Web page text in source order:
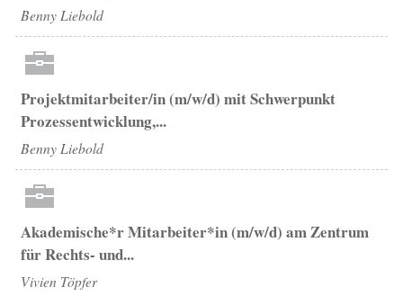
Benny Liebold
Projektmitarbeiter/in (m/w/d) mit Schwerpunkt
Prozessentwicklung,...
Benny Liebold
Akademische*r Mitarbeiter*in (m/w/d) am Zentrum
für Rechts- und...
Vivien Töpfer